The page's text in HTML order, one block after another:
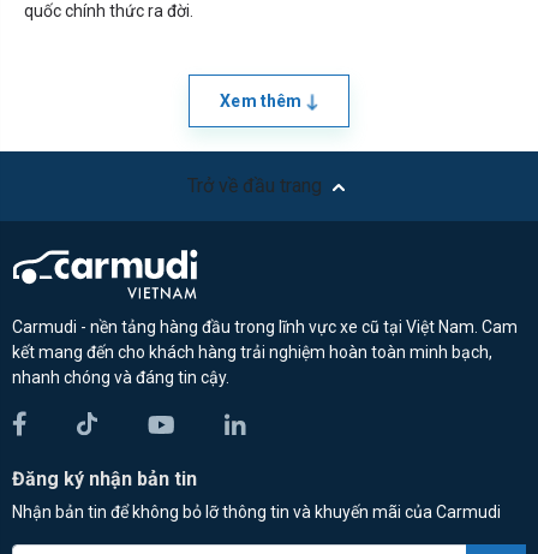
quốc chính thức ra đời.
Xem thêm
Trở về đầu trang
Carmudi - nền tảng hàng đầu trong lĩnh vực xe cũ tại Việt Nam. Cam
kết mang đến cho khách hàng trải nghiệm hoàn toàn minh bạch,
nhanh chóng và đáng tin cậy.
Đăng ký nhận bản tin
Nhận bản tin để không bỏ lỡ thông tin và khuyến mãi của Carmudi